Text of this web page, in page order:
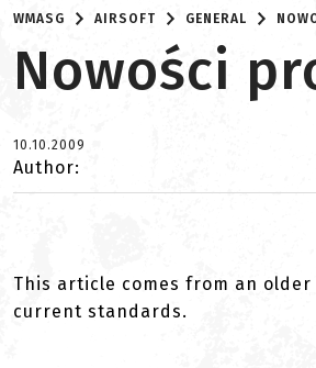
WMASG AIRSOFT GENERAL
Nowości
10.10.2009
Author:
This article comes from an
current standards.